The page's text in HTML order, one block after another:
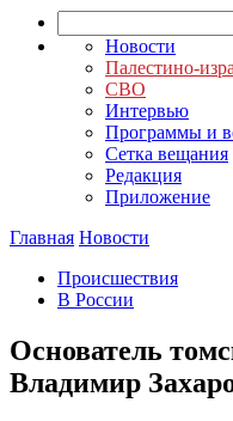
Новости
Палестино-
СВО
Интервью
Программы и
Сетка вещания
Редакция
Приложение
Главная Новости
Происшествия
В России
Основатель
Владимир